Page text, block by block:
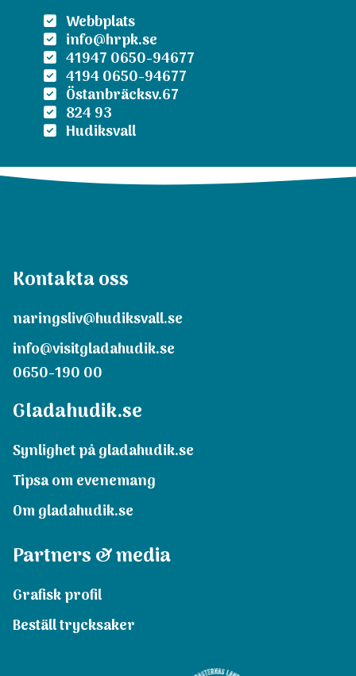
Webbplats
info@hrpk.se
41947 0650-94677
4194 0650-94677
Östanbräcksv.67
824 93
Hudiksvall
Kontakta oss
naringsliv@hudiksvall.se
info@visitgladahudik.se
0650-190 00
Gladahudik.se
Synlighet på gladahudik.se
Tipsa om evenemang
Om gladahudik.se
Partners & media
Grafisk profil
Beställ trycksaker